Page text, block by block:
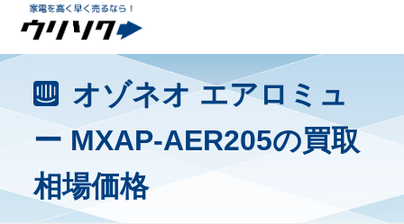
オゾネオ エアロミュ
ー MXAP-AER205の買取
相場価格